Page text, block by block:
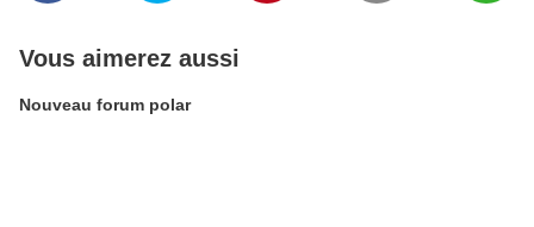
Vous aimerez aussi
Nouveau forum polar